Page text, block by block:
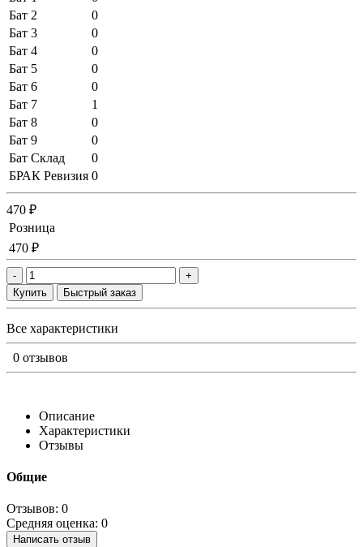
Бат 2
0
Бат 3
0
Бат 4
0
Бат 5
0
Бат 6
0
Бат 7
1
Бат 8
0
Бат 9
0
Бат Склад
0
БРАК Ревизия 0
470 ₽
Розница
470 ₽
-
+
Купить
Быстрый заказ
Все характеристики
0 отзывов
Описание
Характеристики
Отзывы
Общие
Отзывов: 0
Средняя оценка: 0
Написать отзыв